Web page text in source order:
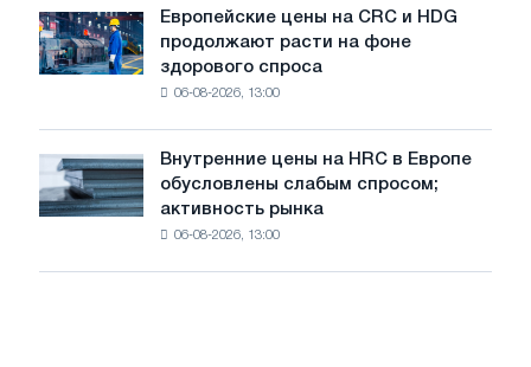
роста
цен
новую
режущую
Европейские
цены
на
продолжают
расти
здорового
Европейские цены на CRC и HDG
продолжают расти на фоне
здорового спроса
06-08-2026, 13:00
Внутренние
цены
на
Внутренние цены на HRC в Европе
обусловлены слабым спросом;
активность рынка
06-08-2026, 13:00